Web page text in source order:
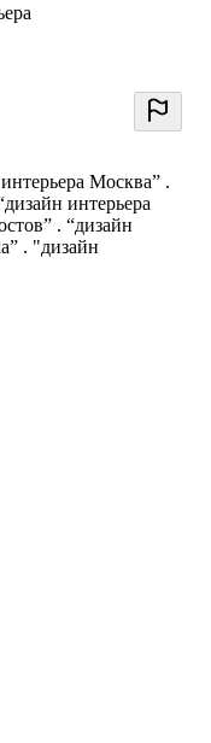
Москва” .
интерьера
. “дизайн
. "дизайн